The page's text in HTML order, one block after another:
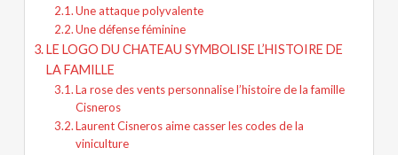
Une attaque polyvalente
Une défense féminine
LE LOGO DU CHATEAU SYMBOLISE L’HISTOIRE DE
LA FAMILLE
La rose des vents personnalise l’histoire de la famille
Cisneros
Laurent Cisneros aime casser les codes de la
viniculture